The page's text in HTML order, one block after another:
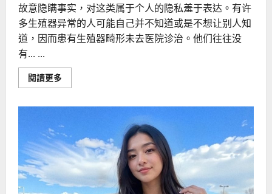
故意隐瞒事实，对这类属于个人的隐私羞于表达。有许
多生殖器异常的人可能自己并不知道或是不想让别人知
道，因而患有生殖器畸形未去医院诊治。他们往往没
有... ...
閱讀更多
more
畸
形
可
能
影
响
生
育